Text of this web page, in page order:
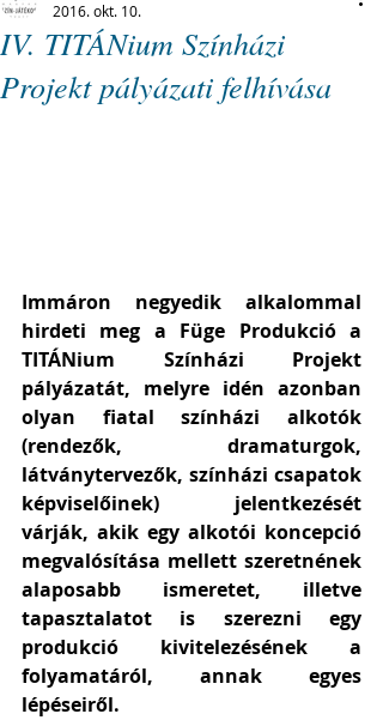
IV. TITÁNium Színházi
Projekt pályázati felhívása
2016. okt. 10.
Immáron negyedik alkalommal
hirdeti meg a Füge Produkció a
TITÁNium Színházi Projekt
pályázatát, melyre idén azonban
olyan fiatal színházi alkotók
(rendezők, dramaturgok,
látványtervezők, színházi csapatok
képviselőinek) jelentkezését
várják, akik egy alkotói koncepció
megvalósítása mellett szeretnének
alaposabb ismeretet, illetve
tapasztalatot is szerezni egy
produkció kivitelezésének a
folyamatáról, annak egyes
lépéseiről.